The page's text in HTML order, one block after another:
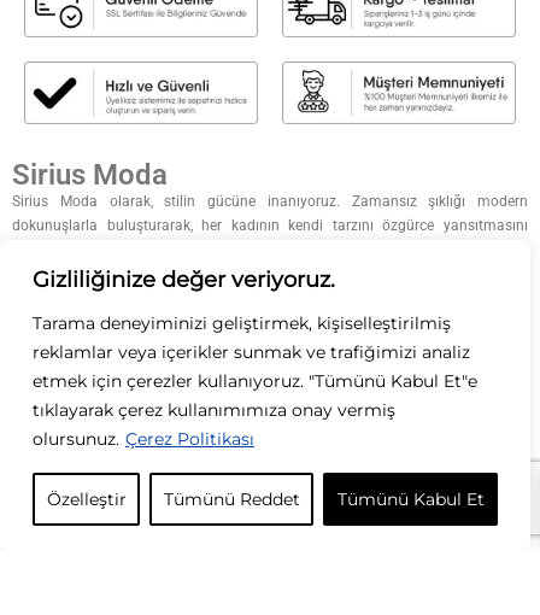
Gizliliğinize değer veriyoruz.
Tarama deneyiminizi geliştirmek, kişiselleştirilmiş
reklamlar veya içerikler sunmak ve trafiğimizi analiz
etmek için çerezler kullanıyoruz. "Tümünü Kabul Et"e
tıklayarak çerez kullanımımıza onay vermiş
olursunuz. Çerez Politikası
Özelleştir Tümünü Reddet Tümünü Kabul Et
Sirius Moda
Sirius Moda olarak, stilin gücüne inanıyoruz. Zamansız şıklığı modern
dokunuşlarla buluşturarak, her kadının kendi tarzını özgürce yansıtmasını
koleksiyonumuzda ilham verici parçalar sunuyoruz. Moda bizim tutkumuz, siz
KURUMSAL
KATEGORİLER